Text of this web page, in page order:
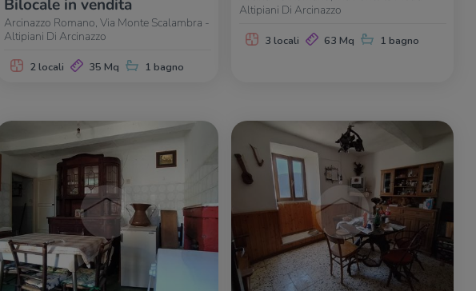
Bilocale in vendita
Arcinazzo Romano, Via Monte Scalambra -
Altipiani Di Arcinazzo
2 locali 35 Mq 1 bagno
Altipiani Di Arcinazzo
3 locali 63 Mq 1 bagno